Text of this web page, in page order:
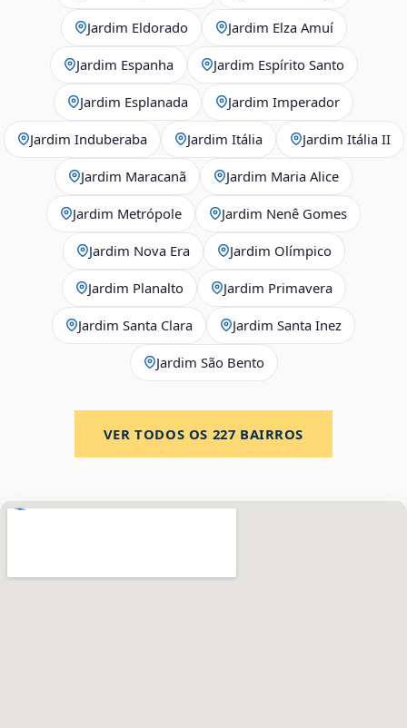
Jardim Eldorado Jardim Elza Amuí
Jardim Espanha Jardim Espírito Santo
Jardim Esplanada Jardim Imperador
Jardim Induberaba Jardim Itália Jardim Itália II
Jardim Maracanã Jardim Maria Alice
Jardim Metrópole Jardim Nenê Gomes
Jardim Nova Era Jardim Olímpico
Jardim Planalto Jardim Primavera
Jardim Santa Clara Jardim Santa Inez
Jardim São Bento
VER TODOS OS 227 BAIRROS